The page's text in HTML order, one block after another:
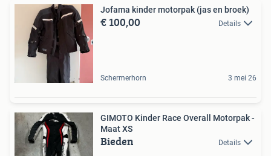
Jofama kinder motorpak (jas en broek)
€ 100,00 Details
Schermerhorn 3 mei 26
GIMOTO Kinder Race Overall Motorpak -
Maat XS
Bieden Details